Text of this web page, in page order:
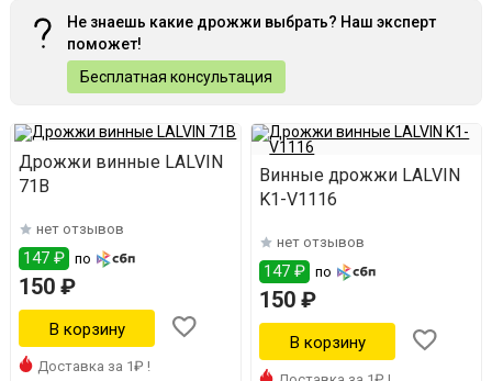
Не знаешь какие дрожжи выбрать? Наш эксперт
поможет!
Бесплатная консультация
Дрожжи винные LALVIN
71В
нет отзывов
147 ₽ по
150 ₽
Доставка за 1₽ !
Винные дрожжи LALVIN
K1-V1116
нет отзывов
147 ₽ по
150 ₽